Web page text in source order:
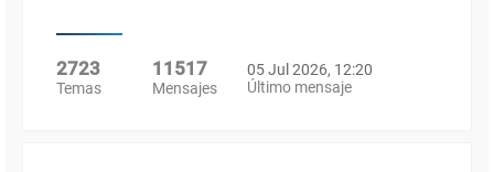
2723
Temas
11517
Mensajes
05 Jul 2026, 12:20
Último mensaje